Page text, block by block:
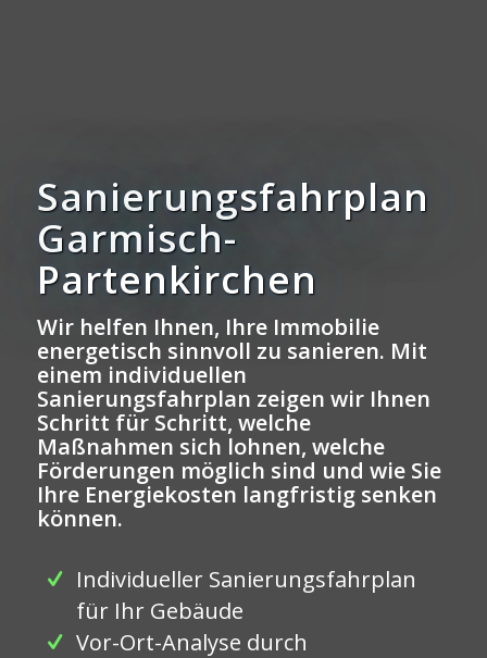
Sanierungsfahrplan
Garmisch-
Partenkirchen
Wir helfen Ihnen, Ihre Immobilie
energetisch sinnvoll zu sanieren. Mit
einem individuellen
Sanierungsfahrplan zeigen wir Ihnen
Schritt für Schritt, welche
Maßnahmen sich lohnen, welche
Förderungen möglich sind und wie Sie
Ihre Energiekosten langfristig senken
können.
Individueller Sanierungsfahrplan
für Ihr Gebäude
Vor-Ort-Analyse durch